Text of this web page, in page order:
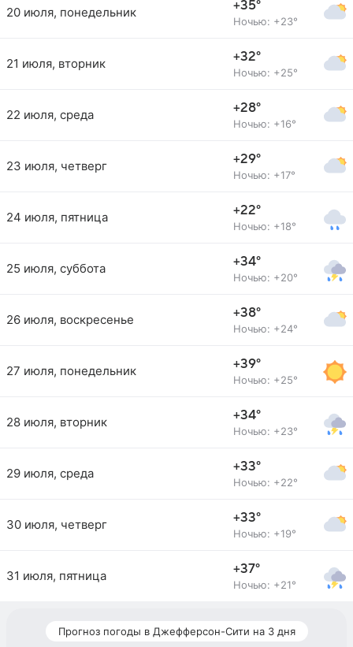
20 июля, понедельник +35°
Ночью: +23°
21 июля, вторник +32°
Ночью: +25°
22 июля, среда +28°
Ночью: +16°
23 июля, четверг +29°
Ночью: +17°
24 июля, пятница +22°
Ночью: +18°
25 июля, суббота +34°
Ночью: +20°
26 июля, воскресенье +38°
Ночью: +24°
27 июля, понедельник +39°
Ночью: +25°
28 июля, вторник +34°
Ночью: +23°
29 июля, среда +33°
Ночью: +22°
30 июля, четверг +33°
Ночью: +19°
31 июля, пятница +37°
Ночью: +21°
Прогноз погоды в Джефферсон-Сити на 3 дня